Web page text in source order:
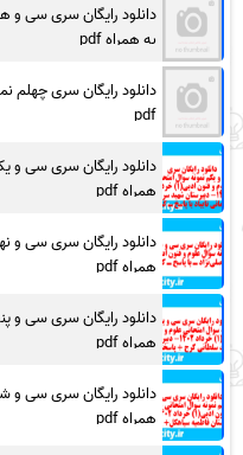
دانلود رایگان سری سی
به همراه pdf
دانلود رایگان سری چهلم
pdf
دانلود رایگان سری سی و
همراه pdf
دانلود رایگان سری سی و
همراه pdf
دانلود رایگان سری سی و
همراه pdf
دانلود رایگان سری سی
همراه pdf